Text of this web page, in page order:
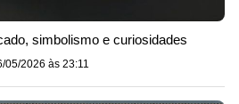
simbolismo e curiosidades
05/2026 às 23:11